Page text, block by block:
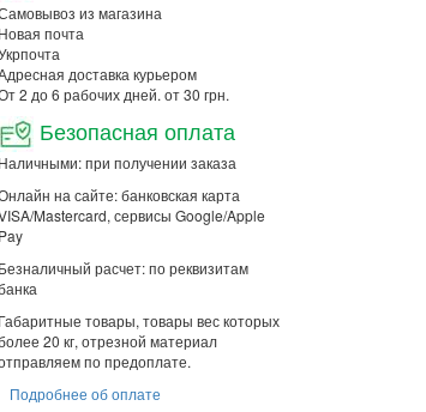
из магазина
Новая почта
доставка курьером
2 до 6 рабочих дней. от 30 грн.
Безопасная оплата
Наличными: при получении заказа
на сайте: банковская карта
Mastercard, сервисы Google/Apple
Pay
Безналичный расчет: по реквизитам
Габаритные товары, товары вес которых
20 кг, отрезной материал
по предоплате.
Подробнее об оплате